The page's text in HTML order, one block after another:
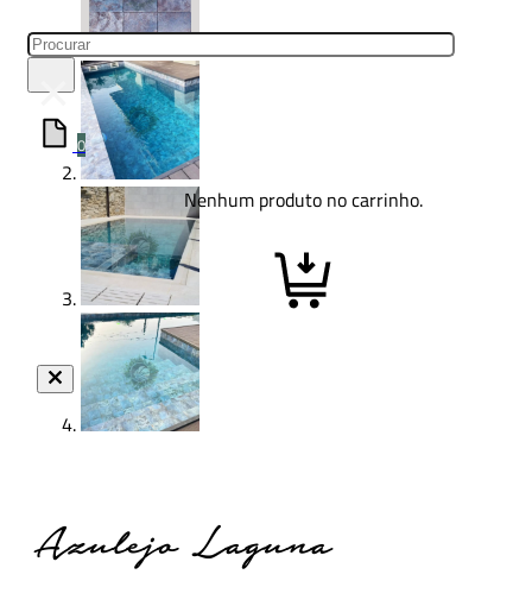
Pesquisar
×
0
Nenhum produto no carrinho.
Azulejo Laguna